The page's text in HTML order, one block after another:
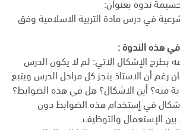
في درس مادة التربية الاسلامية وفق
هذه الندوة :
بطرح الإشكال الاتي: لم لا يكون الدرس
رغم أن الاستاذ ينجز كل مراحل الدرس ويتبع
منه؟أين الاشكال؟ هل في هذه الضوابط؟
في إستخدام هذه الضوابط دون
الإستعمال والتوظيف.